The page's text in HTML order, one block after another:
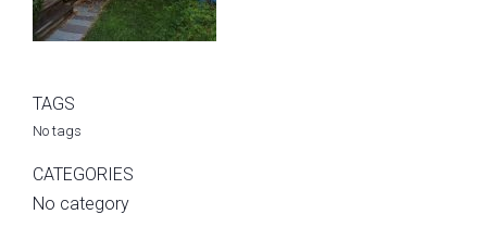
TAGS
No tags
CATEGORIES
No category